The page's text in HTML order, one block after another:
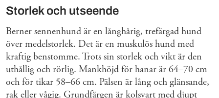
Storlek och utseende
Berner sennenhund är en långhårig, trefärgad hund
över medelstorlek. Det är en muskulös hund med
kraftig benstomme. Trots sin storlek och vikt är den
uthållig och rörlig. Mankhöjd för hanar är 64–70 cm
och för tikar 58–66 cm. Pälsen är lång och glänsande,
rak eller vågig. Grundfärgen är kolsvart med djupt